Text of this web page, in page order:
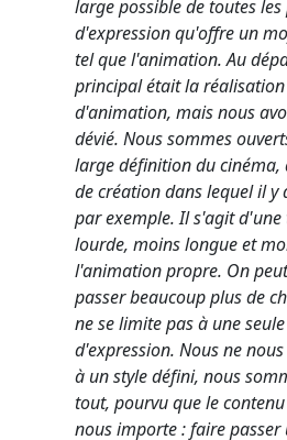
large possible de toutes
d'expression qu'offre un
tel que l'animation. Au
principal était la
d'animation, mais nous
dévié. Nous sommes
large définition du
de création dans lequel il y
par exemple. Il s'agit
lourde, moins longue et
l'animation propre. On
passer beaucoup plus de
ne se limite pas à une
d'expression. Nous ne
à un style défini, nous
tout, pourvu que le
nous importe : faire passer